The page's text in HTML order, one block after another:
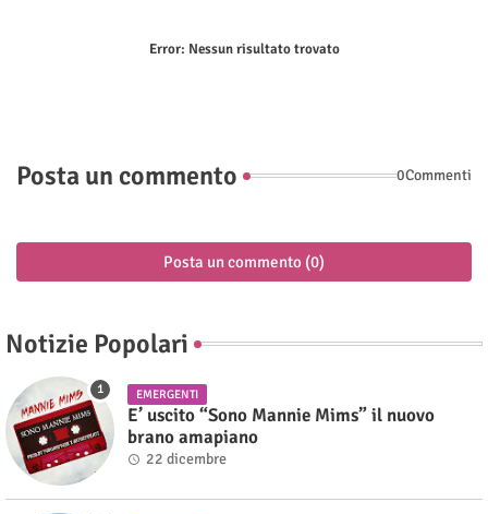
Error: Nessun risultato trovato
Posta un commento 0Commenti
Posta un commento (0)
Notizie Popolari
EMERGENTI
E’ uscito “Sono Mannie Mims” il nuovo
brano amapiano
22 dicembre